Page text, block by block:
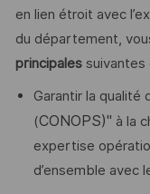
en lien étroit avec
du département,
principalessuivantes
Garantir la qualité
(CONOPS)" à la
expertise
d’ensemble avec